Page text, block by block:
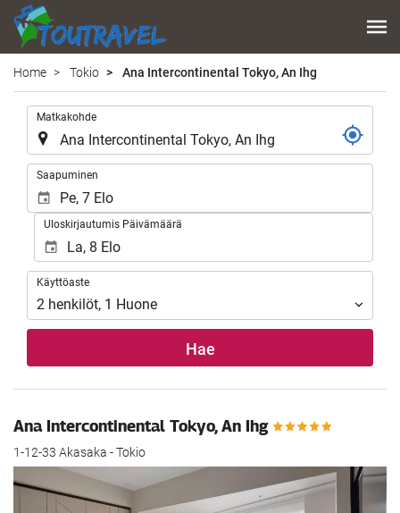
Home Tokio Ana Intercontinental Tokyo, An Ihg
Matkakohde
Saapuminen
Uloskirjautumis Päivämäärä
Käyttöaste
Käyttöaste
2 henkilöt, 1 Huone
Hae
Ana Intercontinental Tokyo, An Ihg
1-12-33 Akasaka - Tokio